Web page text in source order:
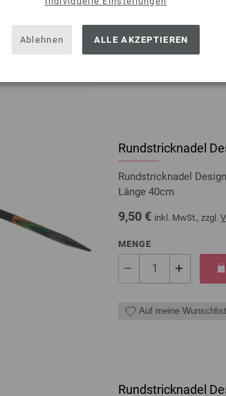
Ablehnen ALLE AKZEPTIEREN
MENGE
Rundstricknadel
Rundstricknadel
Länge 40cm
9,50 € inkl. MwSt., zzgl.
MENGE
Auf meine
Rundstricknadel